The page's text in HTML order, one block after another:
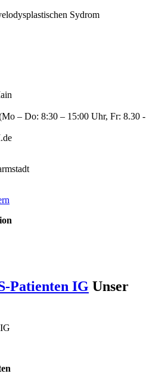
– Do: 8:30 – 15:00 Uhr, Fr: 8.30 -
Unser